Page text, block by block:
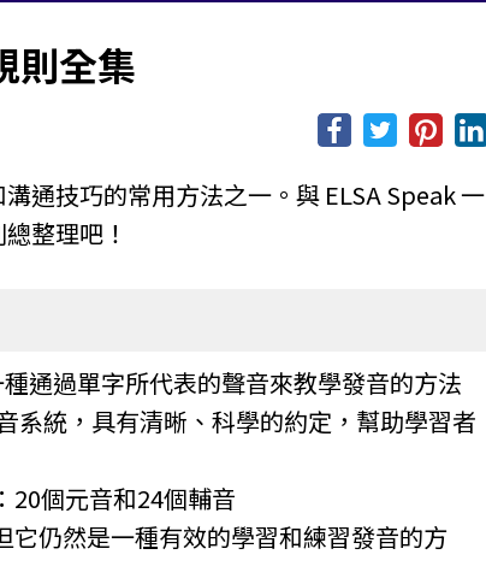
則全集
通技巧的常用方法之一。與 ELSA Speak 一
整理吧！
通過單字所代表的聲音來教學發音的方法
系統，具有清晰、科學的約定，幫助學習者
20個元音和24個輔音
仍然是一種有效的學習和練習發音的方